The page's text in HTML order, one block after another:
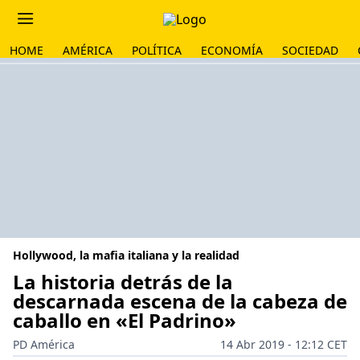
HOME AMÉRICA POLÍTICA ECONOMÍA SOCIEDAD
Hollywood, la mafia italiana y la realidad
La historia detrás de la
descarnada escena de la cabeza de
caballo en «El Padrino»
PD América
14 Abr 2019 - 12:12 CET